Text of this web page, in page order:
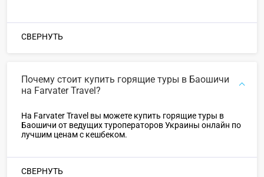
СВЕРНУТЬ
Почему стоит купить горящие туры в Баошичи
на Farvater Travel?
На Farvater Travel вы можете купить горящие туры в
Баошичи от ведущих туроператоров Украины онлайн по
лучшим ценам с кешбеком.
СВЕРНУТЬ